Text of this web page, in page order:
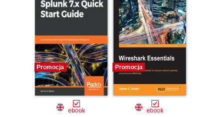
Promocja
ebook
Promocja
ebook